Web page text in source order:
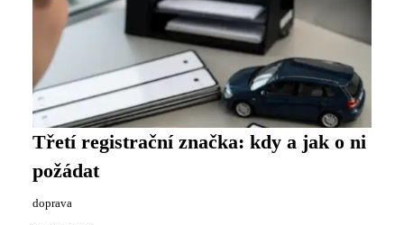
Třetí registrační značka: kdy a jak o ni
požádat
doprava